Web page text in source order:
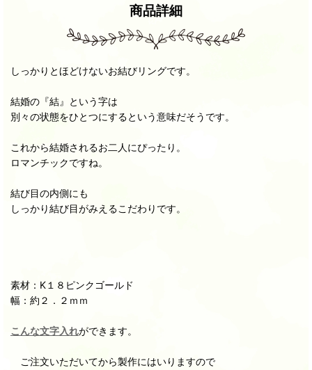
商品詳細
しっかりとほどけないお結びリングです。
結婚の『結』という字は
別々の状態をひとつにするという意味だそうです。
これから結婚されるお二人にぴったり。
ロマンチックですね。
結び目の内側にも
しっかり結び目がみえるこだわりです。
素材：K１８ピンクゴールド
幅：約２．２ｍｍ
こんな文字入れができます。
ご注文いただいてから製作にはいりますので